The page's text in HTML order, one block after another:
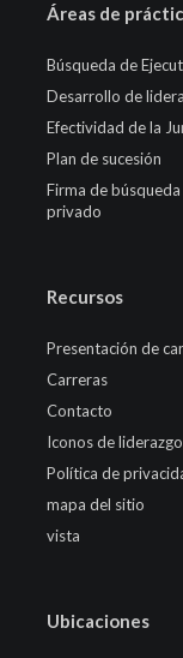
Áreas de
Búsqueda de
Desarrollo de
Efectividad de la
Plan de sucesión
Firma de
privado
Recursos
Presentación de
Carreras
Contacto
Iconos de liderazgo
Política de
mapa del sitio
vista
Ubicaciones